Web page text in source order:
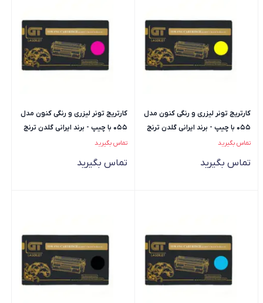
کارتریج تونر لیزری و رنگی کنون مدل
055 با چیپ - برند ایرانی گلدن ترنج
(GT | جی تی) -...
تماس بگیرید
تماس بگیرید
کارتریج تونر لیزری و رنگی کنون مدل
055 با چیپ - برند ایرانی گلدن ترنج
(GT | جی تی) -...
تماس بگیرید
تماس بگیرید